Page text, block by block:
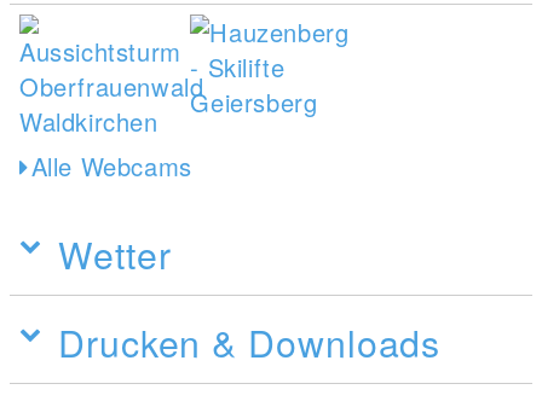
Alle Webcams
Wetter
Drucken & Downloads